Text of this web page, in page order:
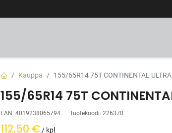
Kauppa 155/65R14 75T CONTINENTAL
155/65R14 75T
EAN: 4019238065794 Tuotekoodi: 226370
112,50 € / kpl